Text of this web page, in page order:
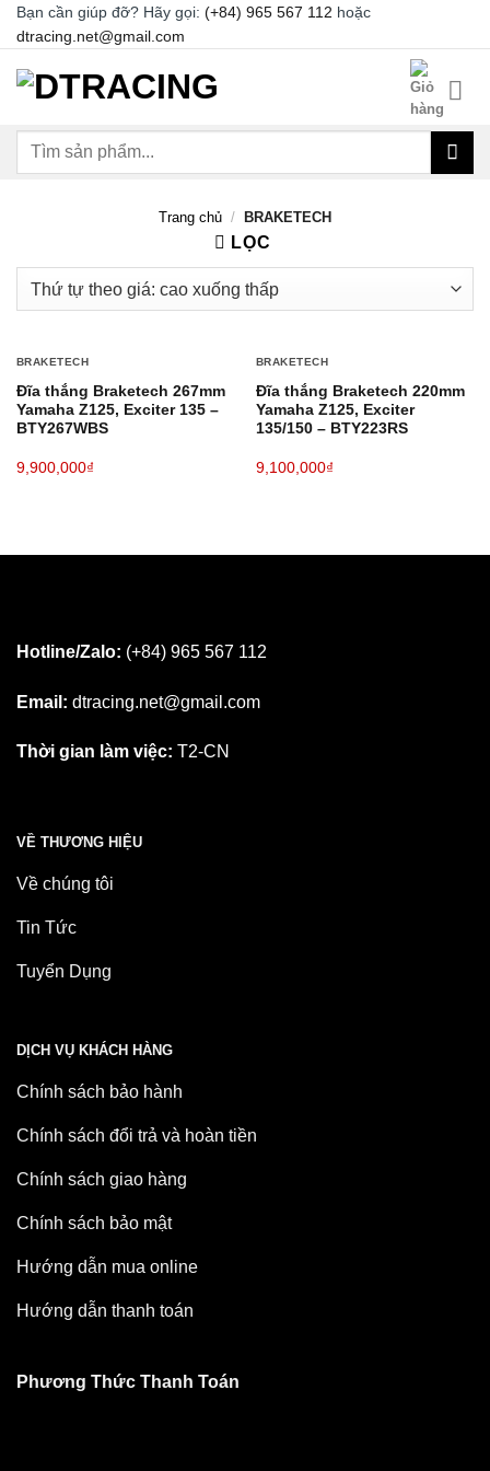
Chuyển
đến
nội
dung
Bạn cần giúp đỡ? Hãy gọi: (+84) 965 567 112 hoặc
dtracing.net@gmail.com
Tìm
Trang chủ / BRAKETECH
LỌC
BRAKETECH
Đĩa thắng Braketech 267mm
Yamaha Z125, Exciter 135 –
BTY267WBS
9,900,000₫
BRAKETECH
Đĩa thắng Braketech 220mm
Yamaha Z125, Exciter
135/150 – BTY223RS
9,100,000₫
Hotline/Zalo: (+84) 965 567 112
Email: dtracing.net@gmail.com
Thời gian làm việc: T2-CN
VỀ THƯƠNG HIỆU
Về chúng tôi
Tin Tức
Tuyển Dụng
DỊCH VỤ KHÁCH HÀNG
Chính sách bảo hành
Chính sách đổi trả và hoàn tiền
Chính sách giao hàng
Chính sách bảo mật
Hướng dẫn mua online
Hướng dẫn thanh toán
Phương Thức Thanh Toán